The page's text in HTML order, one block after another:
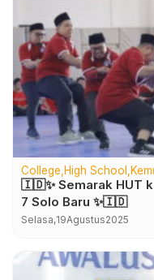
College High School
🇮🇩✨ Semarak HUT
7 Solo Baru ✨🇮🇩
Selasa,19Agustus2025